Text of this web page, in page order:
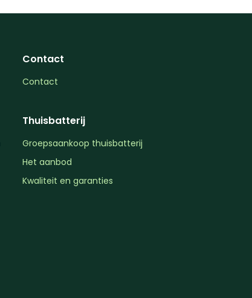
Contact
Contact
Thuisbatterij
Groepsaankoop thuisbatterij
Het aanbod
Kwaliteit en garanties